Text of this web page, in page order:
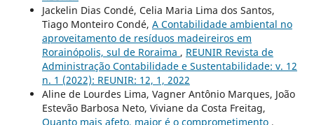
Jackelin Dias Condé, Celia Maria Lima dos Santos,
Tiago Monteiro Condé, A Contabilidade ambiental no
aproveitamento de resíduos madeireiros em
Rorainópolis, sul de Roraima , REUNIR Revista de
Administração Contabilidade e Sustentabilidade: v. 12
n. 1 (2022): REUNIR: 12, 1, 2022
Aline de Lourdes Lima, Vagner Antônio Marques, João
Estevão Barbosa Neto, Viviane da Costa Freitag,
Quanto mais afeto, maior é o comprometimento ,